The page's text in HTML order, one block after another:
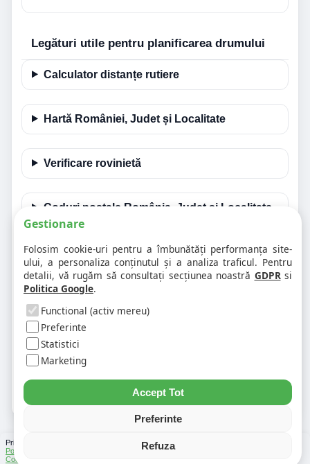
Legături utile pentru planificarea drumului
Calculator distanțe rutiere
Hartă României, Judet și Localitate
Verificare rovinietă
Coduri poștale România, Judet și Localitate
Întrebări frecvente despre acest eveniment
❓ Ce drum este afectat?
❓ Unde verific alte evenimente din zonă?
Prin folosirea Chat-ului Privabon, intelegem ca esti de acord cu
Politica de confidentialitate
TestelefacuteCe urmeaza
Cod Postal
Gestionare
Folosim cookie-uri pentru a îmbunătăți performanța site-
ului, a personaliza conținutul și a analiza traficul. Pentru
detalii, vă rugăm să consultați secțiunea noastră GDPRsi
Politica Google.
Functional (activ mereu)
Preferinte
Statistici
Marketing
Accept Tot
Preferinte
Refuza